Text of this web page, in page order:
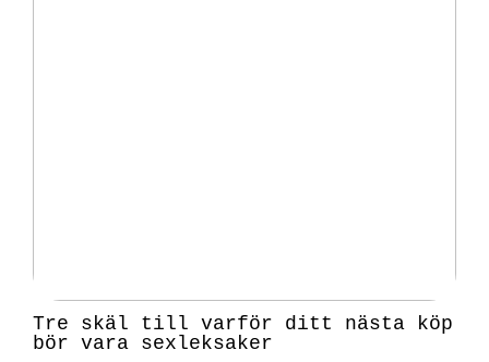
Tre skäl till varför ditt nästa köp
bör vara sexleksaker